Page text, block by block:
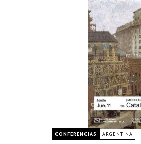
CONFERENCIAS ARGENTINA